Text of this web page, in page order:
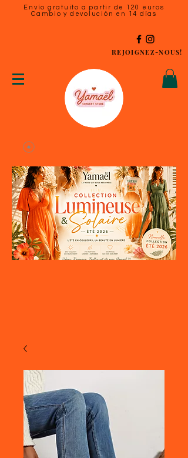
Envío gratuito a partir de 120 euros
Cambio y devolución en 14 días
REJOIGNEZ-NOUS!